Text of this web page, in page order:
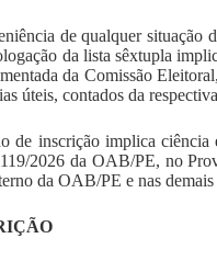
de qualquer situação
da lista sêxtupla
da Comissão
úteis, contados da
de inscrição implica ciência
119/2026 da OAB/PE, no
da OAB/PE e nas